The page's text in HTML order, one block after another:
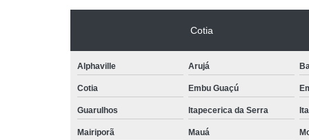
Cotia
Alphaville Arujá
Cotia Embu Guaçú
Guarulhos Itapecerica da Serra
Mairiporã Mauá